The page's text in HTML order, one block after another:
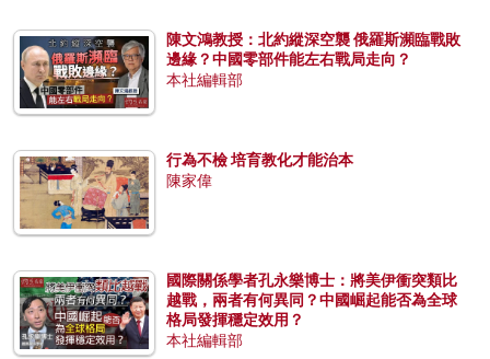
陳文鴻教授：北約縱深空襲 俄羅斯瀕臨戰敗
邊緣？中國零部件能左右戰局走向？
本社編輯部
行為不檢 培育教化才能治本
陳家偉
國際關係學者孔永樂博士：將美伊衝突類比
越戰，兩者有何異同？中國崛起能否為全球
格局發揮穩定效用？
本社編輯部